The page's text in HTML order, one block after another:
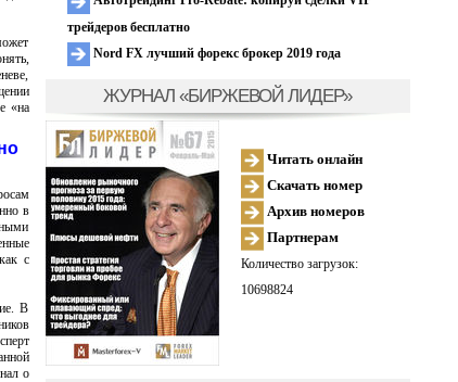
«на
в
с
В
о
трейдеров бесплатно
Nord FX лучший форекс брокер 2019 года
ЖУРНАЛ «БИРЖЕВОЙ ЛИДЕР»
Читать онлайн
Скачать номер
Архив номеров
Партнерам
Количество загрузок:
10698824